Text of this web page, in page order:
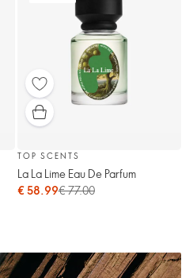
TOP SCENTS
La La Lime Eau De Parfum
€ 58.99€ 77.00